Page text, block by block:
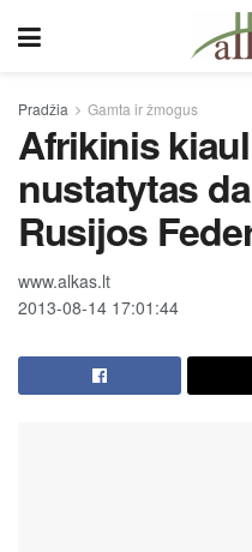
Pradžia Gamta ir žmogus
Afrikinis
nustatytas
Rusijos
www.alkas.lt
2013-08-14 17:01:44